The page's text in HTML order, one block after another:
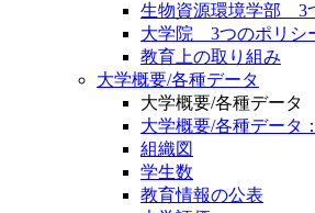
生物資源環境学部 3
大学院 3つのポリシ
教育上の取り組み
大学概要/各種データ
大学概要/各種データ
大学概要/各種データ
組織図
学生数
教育情報の公表